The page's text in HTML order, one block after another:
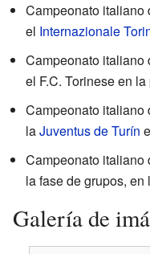
Campeonato italiano
el Internazionale
Campeonato italiano
el F.C. Torinese en
Campeonato italiano
laJuventus de Turín
Campeonato italiano
la fase de grupos, en
Galería de